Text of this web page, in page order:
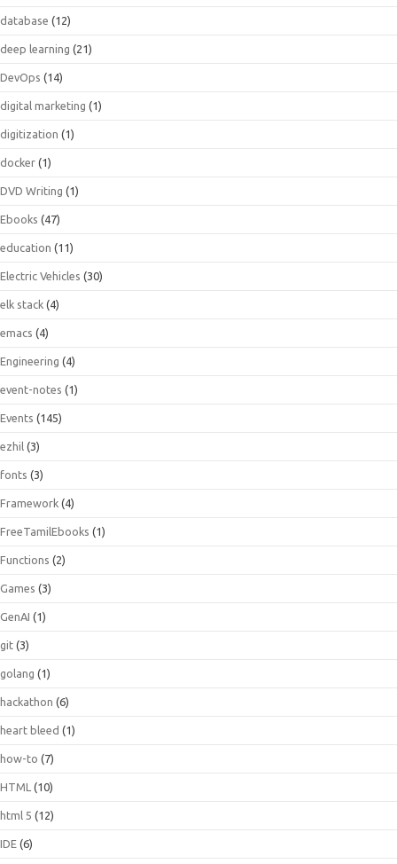
database (12)
deep learning (21)
DevOps (14)
digital marketing (1)
digitization (1)
docker (1)
DVD Writing (1)
Ebooks (47)
education (11)
Electric Vehicles (30)
elk stack (4)
emacs (4)
Engineering (4)
event-notes (1)
Events (145)
ezhil (3)
fonts (3)
Framework (4)
FreeTamilEbooks (1)
Functions (2)
Games (3)
GenAI (1)
git (3)
golang (1)
hackathon (6)
heart bleed (1)
how-to (7)
HTML (10)
html 5 (12)
IDE (6)